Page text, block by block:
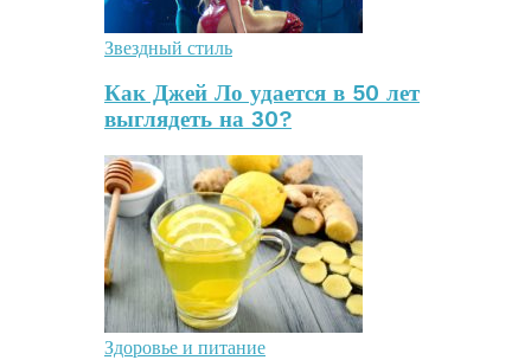
Звездный стиль
Как Джей Ло удается в 50 лет
выглядеть на 30?
Здоровье и питание